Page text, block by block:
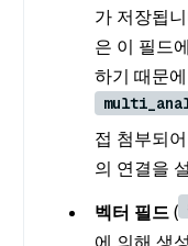
가 저장됩
은 이 필드
하기 때문
접 첨부되
의 연결을
벡터 필드(